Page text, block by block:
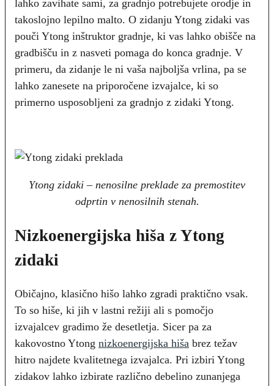
lahko zavihate sami, za gradnjo potrebujete orodje in
takoslojno lepilno malto. O zidanju Ytong zidaki vas
pouči Ytong inštruktor gradnje, ki vas lahko obišče na
gradbišču in z nasveti pomaga do konca gradnje. V
primeru, da zidanje le ni vaša najboljša vrlina, pa se
lahko zanesete na priporočene izvajalce, ki so
primerno usposobljeni za gradnjo z zidaki Ytong.
Ytong zidaki – nenosilne preklade za premostitev
odprtin v nenosilnih stenah.
Nizkoenergijska hiša z Ytong
zidaki
Običajno, klasično hišo lahko zgradi praktično vsak.
To so hiše, ki jih v lastni režiji ali s pomočjo
izvajalcev gradimo že desetletja. Sicer pa za
kakovostno Ytong nizkoenergijska hiša brez težav
hitro najdete kvalitetnega izvajalca. Pri izbiri Ytong
zidakov lahko izbirate različno debelino zunanjega